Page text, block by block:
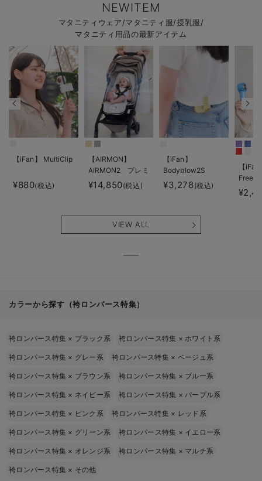
NEWITEM
マタニティウェア/マタニティ服/授乳服/
マタニティ用品の最新アイテム
【iFan】 MultiClip
¥880(税込)
【AIRMON】
AIRMON2 プレミ
アム
¥14,850(税込)
【iFan】
Bodyblow2S
¥3,278(税込)
【
Freeze
VIEW ALL
カラーから探す（袴ロンパース特集）
袴ロンパース特集 × ブラック系 袴ロンパース特集 ×ホワイト系
袴ロンパース特集 × グレー系 袴ロンパース特集 × ベージュ系
袴ロンパース特集 × ブラウン系 袴ロンパース特集 × ブルー系
袴ロンパース特集 × ネイビー系 袴ロンパース特集 ×パープル系
袴ロンパース特集 × ピンク系 袴ロンパース特集 × レッド系
袴ロンパース特集 × グリーン系 袴ロンパース特集 × イエロー系
袴ロンパース特集 × オレンジ系 袴ロンパース特集 × マルチ系
袴ロンパース特集 × その他